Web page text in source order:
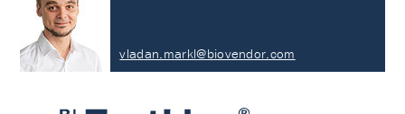
vladan.markl@biovendor.com